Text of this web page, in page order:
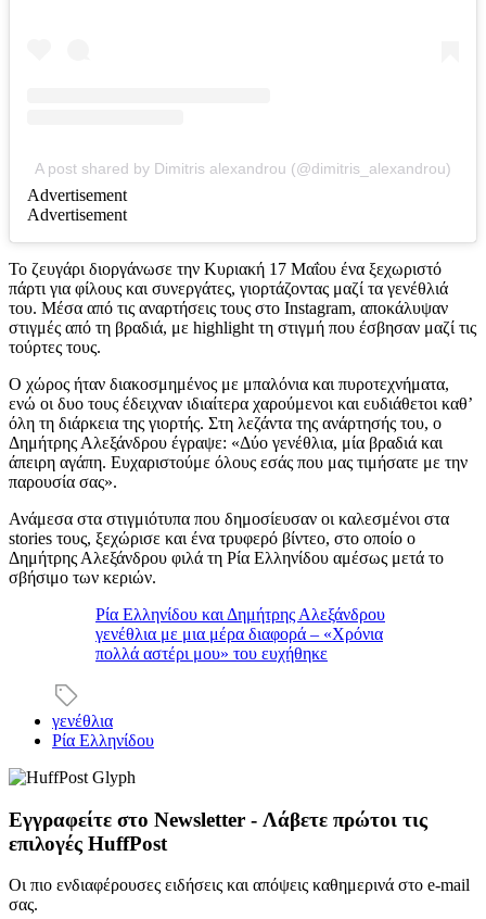
A post shared by Dimitris alexandrou (@dimitris_alexandrou)
Advertisement
Advertisement
Το ζευγάρι διοργάνωσε την Κυριακή 17 Μαΐου ένα ξεχωριστό
πάρτι για φίλους και συνεργάτες, γιορτάζοντας μαζί τα γενέθλιά
του. Μέσα από τις αναρτήσεις τους στο Instagram, αποκάλυψαν
στιγμές από τη βραδιά, με highlight τη στιγμή που έσβησαν μαζί τις
τούρτες τους.
Ο χώρος ήταν διακοσμημένος με μπαλόνια και πυροτεχνήματα,
ενώ οι δυο τους έδειχναν ιδιαίτερα χαρούμενοι και ευδιάθετοι καθ’
όλη τη διάρκεια της γιορτής. Στη λεζάντα της ανάρτησής του, ο
Δημήτρης Αλεξάνδρου έγραψε: «Δύο γενέθλια, μία βραδιά και
άπειρη αγάπη. Ευχαριστούμε όλους εσάς που μας τιμήσατε με την
παρουσία σας».
Ανάμεσα στα στιγμιότυπα που δημοσίευσαν οι καλεσμένοι στα
stories τους, ξεχώρισε και ένα τρυφερό βίντεο, στο οποίο ο
Δημήτρης Αλεξάνδρου φιλά τη Ρία Ελληνίδου αμέσως μετά το
σβήσιμο των κεριών.
Ρία Ελληνίδου και Δημήτρης Αλεξάνδρου
γενέθλια με μια μέρα διαφορά – «Χρόνια
πολλά αστέρι μου» του ευχήθηκε
γενέθλια
Ρία Ελληνίδου
Εγγραφείτε στο Newsletter - Λάβετε πρώτοι τις
επιλογές HuffPost
Οι πιο ενδιαφέρουσες ειδήσεις και απόψεις καθημερινά στο e-mail
σας.